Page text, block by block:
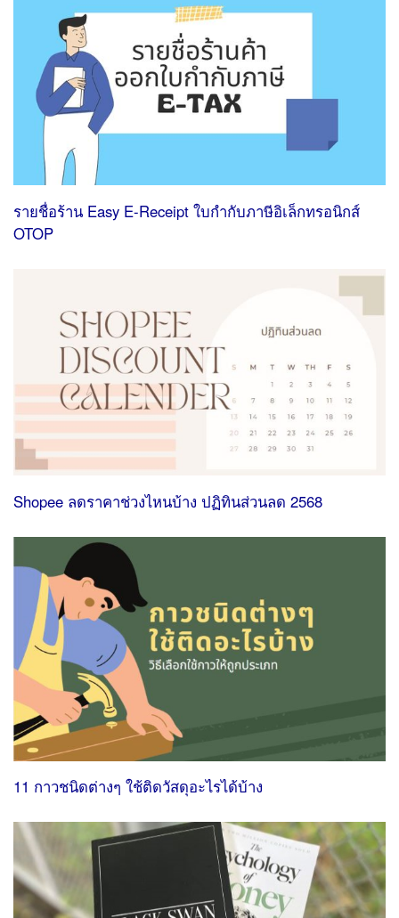
รายชื่อร้าน Easy E-Receipt ใบกํากับภาษีอิเล็กทรอนิกส์
OTOP
Shopee ลดราคาช่วงไหนบ้าง ปฏิทินส่วนลด 2568
11 กาวชนิดต่างๆ ใช้ติดวัสดุอะไรได้บ้าง